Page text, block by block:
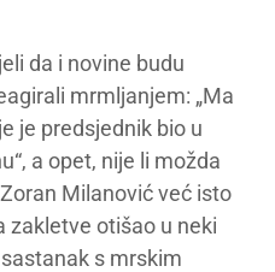
da i novine budu
mrmljanjem: „Ma
je predsjednik bio u
a opet, nije li možda
Milanović već isto
zakletve otišao u neki
s mrskim